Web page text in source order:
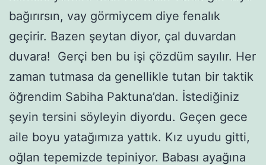
bağırırsın, vay görmiycem diye fenalık
geçirir. Bazen şeytan diyor, çal duvardan
duvara! Gerçi ben bu işi çözdüm sayılır. Her
zaman tutmasa da genellikle tutan bir taktik
öğrendim Sabiha Paktuna’dan. İstediğiniz
şeyin tersini söyleyin diyordu. Geçen gece
aile boyu yatağımıza yattık. Kız uyudu gitti,
oğlan tepemizde tepiniyor. Babası ayağına